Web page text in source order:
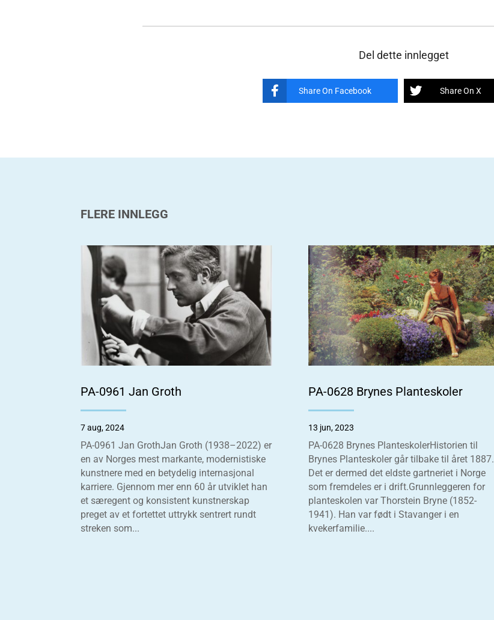
Del dette innlegget
Share On Facebook Share On X
FLERE INNLEGG
PA-0961 Jan Groth
7 aug, 2024
PA-0961 Jan GrothJan Groth (1938–2022) er
en av Norges mest markante, modernistiske
kunstnere med en betydelig internasjonal
karriere. Gjennom mer enn 60 år utviklet han
et særegent og konsistent kunstnerskap
preget av et fortettet uttrykk sentrert rundt
streken som...
PA-0628 Brynes Planteskoler
13 jun, 2023
PA-0628 Brynes PlanteskolerHistorien til
Brynes Planteskoler går tilbake til året 1887.
Det er dermed det eldste gartneriet i Norge
som fremdeles er i drift.Grunnleggeren for
planteskolen var Thorstein Bryne (1852-
1941). Han var født i Stavanger i en
kvekerfamilie....